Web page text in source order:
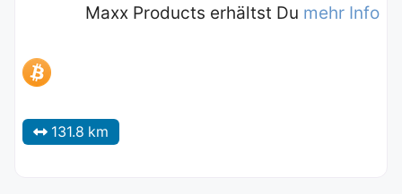
Maxx Products erhältst Du mehr Info
131.8 km